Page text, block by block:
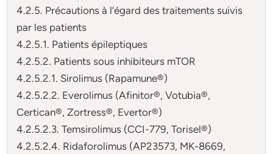
4.2.5. Précautions à l’égard des traitements suivis
par les patients
4.2.5.1. Patients épileptiques
4.2.5.2. Patients sous inhibiteurs mTOR
4.2.5.2.1. Sirolimus (Rapamune®)
4.2.5.2.2. Everolimus (Afinitor®, Votubia®,
Certican®, Zortress®, Evertor®)
4.2.5.2.3. Temsirolimus (CCI-779, Torisel®)
4.2.5.2.4. Ridaforolimus (AP23573, MK-8669,